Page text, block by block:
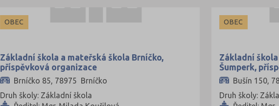
Kladno (63)
Klatovy (43)
Kroměříž (50)
OBEC
Základní škola a mateřská škola Brníčko,
příspěvková organizace
Brníčko 85, 78975 Brníčko
Druh školy: Základní škola
OBEC
Základní
Šumperk,
Bušín 150,
Druh školy: